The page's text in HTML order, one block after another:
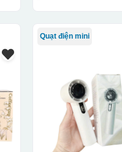
Quạt điện mini